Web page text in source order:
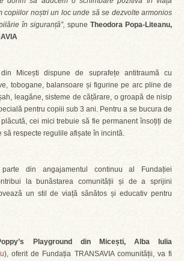
copiilor noștri un loc unde să se dezvolte armonios
în siguranță”, spune Theodora Popa-Liteanu,
din Micești dispune de suprafețe antitraumă cu
tobogane, balansoare și figurine pe arc pline de
leagăne, sisteme de cățărare, o groapă de nisip
pentru copiii sub 3 ani. Pentru a se bucura de
cei mici trebuie să fie permanent însoțiți de
să respecte regulile afișate în incintă.
din angajamentul continuu al Fundației
la bunăstarea comunității și de a sprijini
un stil de viață sănătos și educativ pentru
Playground din Micești, Alba Iulia
), oferit de Fundația TRANSAVIA comunității, va fi